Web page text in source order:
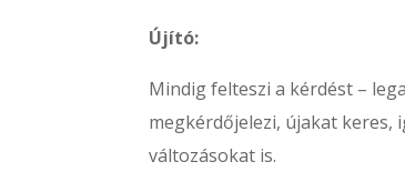
Újító:
Mindig felteszi a kérdést –
megkérdőjelezi, újakat keres,
változásokat is.